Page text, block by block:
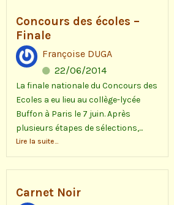
Concours des écoles –
Finale
Françoise DUGA
22/06/2014
La finale nationale du Concours des
Ecoles a eu lieu au collège-lycée
Buffon à Paris le 7 juin. Après
plusieurs étapes de sélections,...
Lire la suite...
Carnet Noir